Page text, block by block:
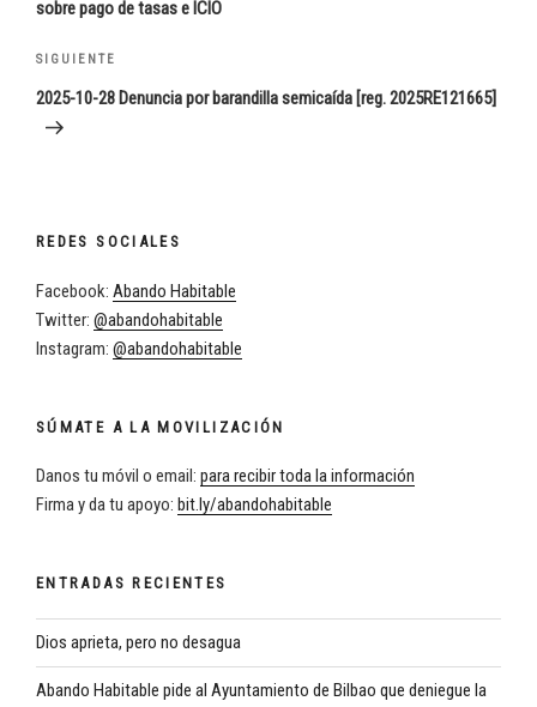
sobre pago de tasas e ICIO
Siguiente
entrada
SIGUIENTE
2025-10-28 Denuncia por barandilla semicaída [reg. 2025RE121665]
REDES SOCIALES
Facebook: Abando Habitable
Twitter: @abandohabitable
Instagram: @abandohabitable
SÚMATE A LA MOVILIZACIÓN
Danos tu móvil o email: para recibir toda la información
Firma y da tu apoyo: bit.ly/abandohabitable
ENTRADAS RECIENTES
Dios aprieta, pero no desagua
Abando Habitable pide al Ayuntamiento de Bilbao que deniegue la